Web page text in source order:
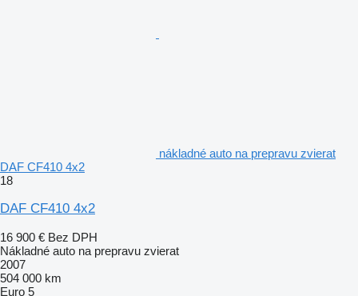
nákladné auto na prepravu zvierat
DAF CF410 4x2
18
DAF CF410 4x2
16 900 € Bez DPH
Nákladné auto na prepravu zvierat
2007
504 000 km
Euro 5